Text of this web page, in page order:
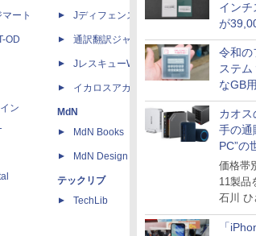
インチ
が
令和の
ステ
なGB
システ
カオ
手の通
PC”の
価格帯
11製品
石川 ひ
「
ート
OD
ン
Jディフェンスニュース
通訳翻訳ジャーナル
JレスキューWeb
イカロスアカデミー
MdN
MdN Books
MdN Design Interactive
テックリブ
TechLib
Comic
impress
PUBFUN
パブフ
IPGネットワ
Tシャ
カスタ
Impress
tion